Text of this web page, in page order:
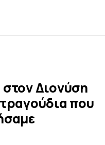
Διονύση
που